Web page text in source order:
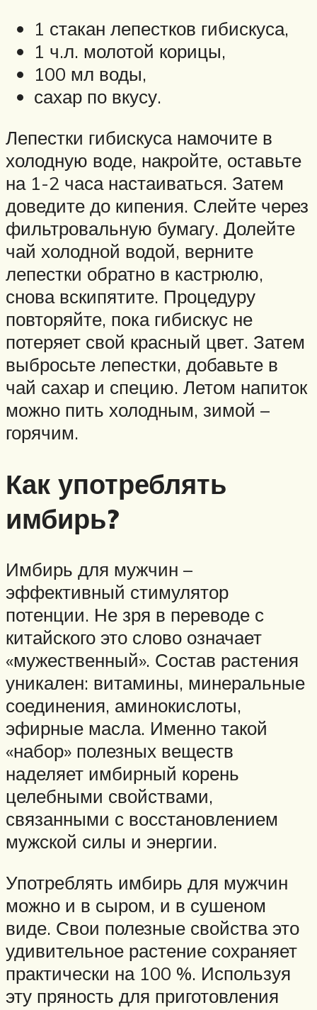
1 стакан лепестков гибискуса,
1 ч.л. молотой корицы,
100 мл воды,
сахар по вкусу.
Лепестки гибискуса намочите в
холодную воде, накройте, оставьте
на 1-2 часа настаиваться. Затем
доведите до кипения. Слейте через
фильтровальную бумагу. Долейте
чай холодной водой, верните
лепестки обратно в кастрюлю,
снова вскипятите. Процедуру
повторяйте, пока гибискус не
потеряет свой красный цвет. Затем
выбросьте лепестки, добавьте в
чай сахар и специю. Летом напиток
можно пить холодным, зимой –
горячим.
Как употреблять
имбирь?
Имбирь для мужчин –
эффективный стимулятор
потенции. Не зря в переводе с
китайского это слово означает
«мужественный». Состав растения
уникален: витамины, минеральные
соединения, аминокислоты,
эфирные масла. Именно такой
«набор» полезных веществ
наделяет имбирный корень
целебными свойствами,
связанными с восстановлением
мужской силы и энергии.
Употреблять имбирь для мужчин
можно и в сыром, и в сушеном
виде. Свои полезные свойства это
удивительное растение сохраняет
практически на 100 %. Используя
эту пряность для приготовления